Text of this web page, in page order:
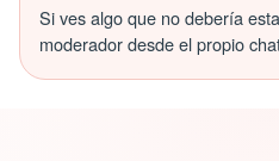
Si ves algo que no debería
moderador desde el propio